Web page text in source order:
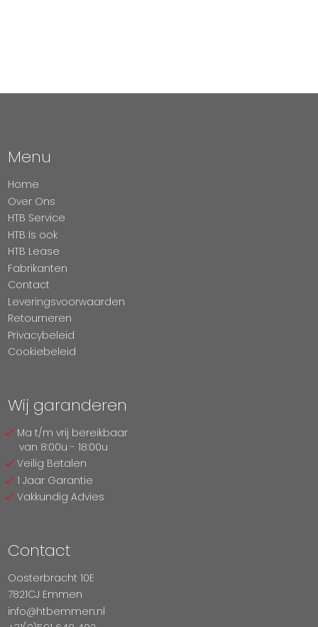
Menu
Home
Over Ons
HTB Service
HTB Is ook
HTB Lease
Fabrikanten
Contact
Leveringsvoorwaarden
Retourneren
Privacybeleid
Cookiebeleid
Wij garanderen
Ma t/m vrij bereikbaar
van 8:00u - 18:00u
Veilig Betalen
1 Jaar Garantie
Vakkundig Advies
Contact
Oosterbracht 10E
7821CJ Emmen
info@htbemmen.nl